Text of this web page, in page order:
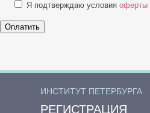
Я подтверждаю условия оферты
Оплатить
ИНСТИТУТ ПЕТЕРБУРГА
РЕГИСТРАЦИЯ